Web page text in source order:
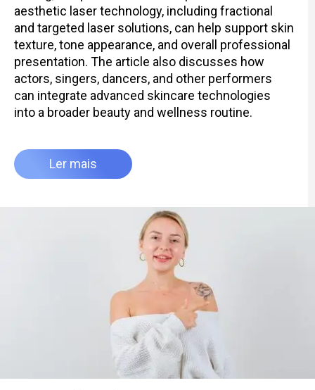
aesthetic laser technology, including fractional
and targeted laser solutions, can help support skin
texture, tone appearance, and overall professional
presentation. The article also discusses how
actors, singers, dancers, and other performers
can integrate advanced skincare technologies
into a broader beauty and wellness routine.
Ler mais